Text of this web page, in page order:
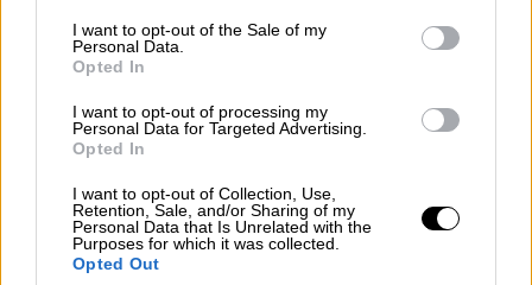
consent section.
I want to opt-out of the Sale of my
Personal Data.
Opted In
I want to opt-out of processing my
Personal Data for Targeted Advertising.
Opted In
I want to opt-out of Collection, Use,
Retention, Sale, and/or Sharing of my
Personal Data that Is Unrelated with the
Purposes for which it was collected.
Opted Out
στα Οικονομικά και στη Διοίκηση
Επιχειρήσεων
του υπουργού ΑθλητισμούΒιτσέντζο
Σπαταφόρα. Αμέσως μετά ανακοίνωσε την
εξωτερικό για να συνεχίσει τις σπουδές του
σε ανώτερο επίπεδο.